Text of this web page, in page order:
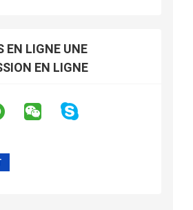
EN LIGNE UNE
EN LIGNE